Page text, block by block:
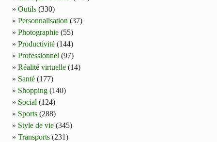
Outils (330)
Personnalisation (37)
Photographie (55)
Productivité (144)
Professionnel (97)
Réalité virtuelle (14)
Santé (177)
Shopping (140)
Social (124)
Sports (288)
Style de vie (345)
Transports (231)